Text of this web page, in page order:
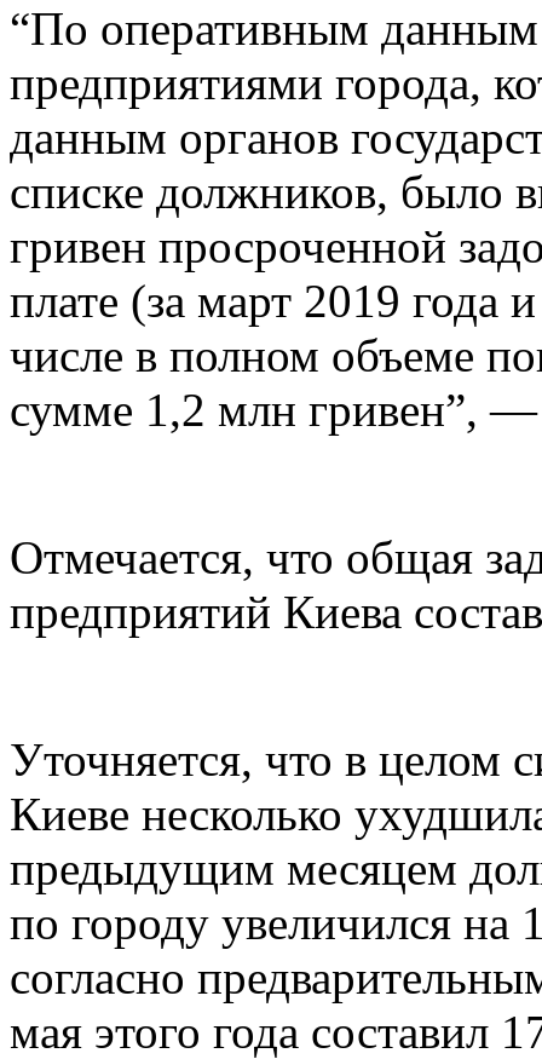
“По оперативным
предприятиями города,
данным органов
списке должников, было
гривен просроченной
плате (за март 2019
числе в полном объеме
сумме 1,2 млн гривен”,
Отмечается, что общая
предприятий Киева
Уточняется, что в целом
Киеве несколько
предыдущим месяцем
по городу увеличился на
согласно
мая этого года составил